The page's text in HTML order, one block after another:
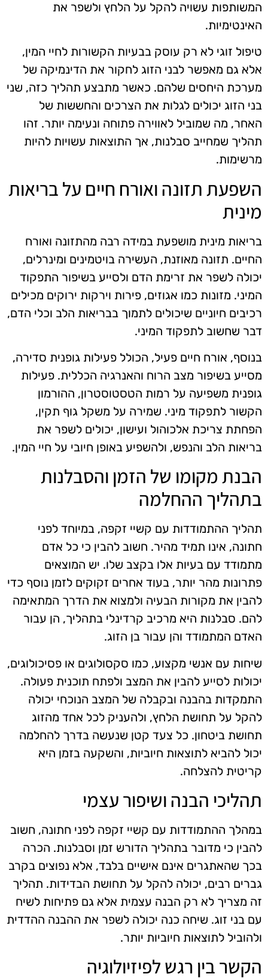
המשותפות עשויה להקל על הלחץ ולשפר את
האינטימיות.
טיפול זוגי לא רק עוסק בבעיות הקשורות לחיי המין,
אלא גם מאפשר לבני הזוג לחקור את הדינמיקה של
מערכת היחסים שלהם. כאשר מתבצע תהליך כזה, שני
בני הזוג יכולים לגלות את הצרכים והחששות של
האחר, מה שמוביל לאווירה פתוחה ונעימה יותר. זהו
תהליך שמחייב סבלנות, אך התוצאות עשויות להיות
מרשימות.
השפעת תזונה ואורח חיים על בריאות
מינית
בריאות מינית מושפעת במידה רבה מהתזונה ואורח
החיים. תזונה מאוזנת, העשירה בויטמינים ומינרלים,
יכולה לשפר את זרימת הדם ולסייע בשיפור התפקוד
המיני. מזונות כמו אגוזים, פירות וירקות ירוקים מכילים
רכיבים חיוניים שיכולים לתמוך בבריאות הלב וכלי הדם,
דבר שחשוב לתפקוד המיני.
בנוסף, אורח חיים פעיל, הכולל פעילות גופנית סדירה,
מסייע בשיפור מצב הרוח והאנרגיה הכללית. פעילות
גופנית משפיעה על רמות הטסטוסטרון, ההורמון
הקשור לתפקוד מיני. שמירה על משקל גוף תקין,
הפחתת צריכת אלכוהול ועישון, יכולים לשפר את
בריאות הלב והנפש, ולהשפיע באופן חיובי על חיי המין.
הבנת מקומו של הזמן והסבלנות
בתהליך ההחלמה
תהליך ההתמודדות עם קשיי זקפה, במיוחד לפני
חתונה, אינו תמיד מהיר. חשוב להבין כי כל אדם
מתמודד עם בעיות אלו בקצב שלו. יש המוצאים
פתרונות מהר יותר, בעוד אחרים זקוקים לזמן נוסף כדי
להבין את מקורות הבעיה ולמצוא את הדרך המתאימה
להם. סבלנות היא מרכיב קרדינלי בתהליך, הן עבור
האדם המתמודד והן עבור בן הזוג.
שיחות עם אנשי מקצוע, כמו סקסולוגים או פסיכולוגים,
יכולות לסייע להבין את המצב ולפתח תוכנית פעולה.
התמקדות בהבנה ובקבלה של המצב הנוכחי יכולה
להקל על תחושת הלחץ, ולהעניק לכל אחד מהזוג
תחושת ביטחון. כל צעד קטן שנעשה בדרך להחלמה
יכול להביא לתוצאות חיוביות, והשקעה בזמן היא
קריטית להצלחה.
תהליכי הבנה ושיפור עצמי
במהלך ההתמודדות עם קשיי זקפה לפני חתונה, חשוב
להבין כי מדובר בתהליך הדורש זמן וסבלנות. הכרה
בכך שהאתגרים אינם אישיים בלבד, אלא נפוצים בקרב
גברים רבים, יכולה להקל על תחושת הבדידות. תהליך
זה מצריך לא רק הבנה עצמית אלא גם פתיחות לשיח
עם בני זוג. שיחה כנה יכולה לשפר את ההבנה ההדדית
ולהוביל לתוצאות חיוביות יותר.
הקשר בין רגש לפיזיולוגיה